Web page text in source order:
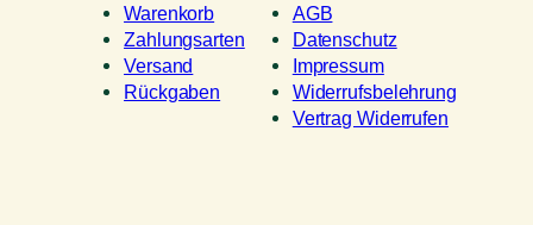
Warenkorb
Zahlungsarten
Versand
Rückgaben
AGB
Datenschutz
Impressum
Widerrufsbelehrung
Vertrag Widerrufen